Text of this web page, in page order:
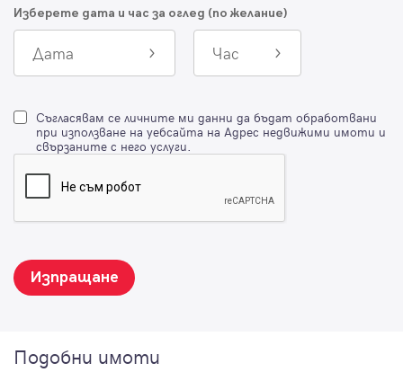
Изберете дата и час за оглед (по желание)
Дата Час
Съгласявам се личните ми данни да бъдат обработвани
при използване на уебсайта на Адрес недвижими имоти и
свързаните с него услуги.
Изпращане
Подобни имоти